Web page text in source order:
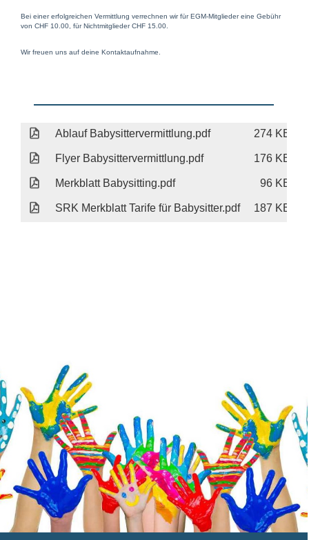
Bei einer erfolgreichen Vermittlung verrechnen wir für EGM-Mitglieder eine Gebühr
von CHF 10.00, für Nichtmitglieder CHF 15.00.
Wir freuen uns auf deine Kontaktaufnahme.
Ablauf Babysittervermittlung.pdf 274 KB
Flyer Babysittervermittlung.pdf 176 KB
Merkblatt Babysitting.pdf 96 KB
SRK Merkblatt Tarife für Babysitter.pdf 187 KB